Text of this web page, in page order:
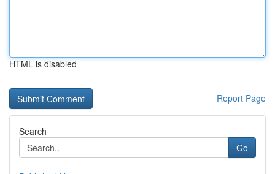
HTML is disabled
Report Page
Search
Go